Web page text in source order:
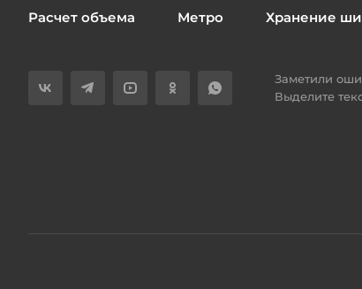
Расчет объема Метро Хранение
Заметили
Выделите